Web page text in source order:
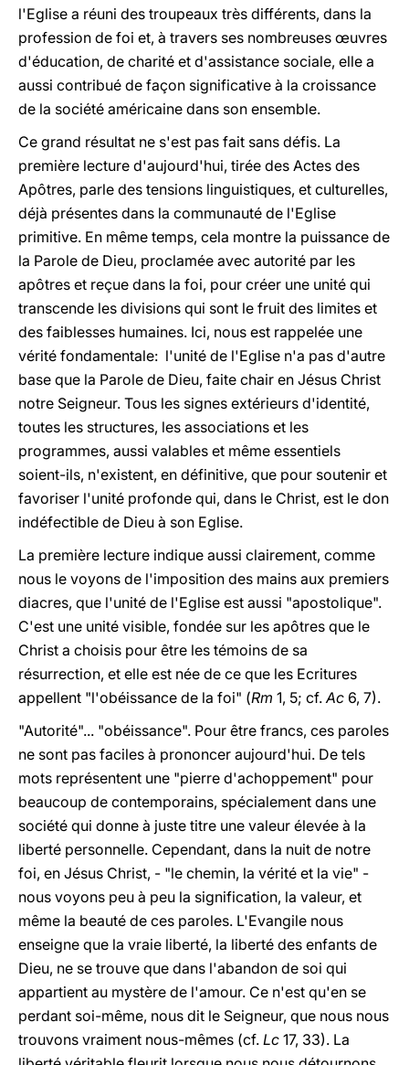
l'Eglise a réuni des troupeaux très différents, dans la
profession de foi et, à travers ses nombreuses œuvres
d'éducation, de charité et d'assistance sociale, elle a
aussi contribué de façon significative à la croissance
de la société américaine dans son ensemble.
Ce grand résultat ne s'est pas fait sans défis. La
première lecture d'aujourd'hui, tirée des Actes des
Apôtres, parle des tensions linguistiques, et culturelles,
déjà présentes dans la communauté de l'Eglise
primitive. En même temps, cela montre la puissance de
la Parole de Dieu, proclamée avec autorité par les
apôtres et reçue dans la foi, pour créer une unité qui
transcende les divisions qui sont le fruit des limites et
des faiblesses humaines. Ici, nous est rappelée une
vérité fondamentale: l'unité de l'Eglise n'a pas d'autre
base que la Parole de Dieu, faite chair en Jésus Christ
notre Seigneur. Tous les signes extérieurs d'identité,
toutes les structures, les associations et les
programmes, aussi valables et même essentiels
soient-ils, n'existent, en définitive, que pour soutenir et
favoriser l'unité profonde qui, dans le Christ, est le don
indéfectible de Dieu à son Eglise.
La première lecture indique aussi clairement, comme
nous le voyons de l'imposition des mains aux premiers
diacres, que l'unité de l'Eglise est aussi "apostolique".
C'est une unité visible, fondée sur les apôtres que le
Christ a choisis pour être les témoins de sa
résurrection, et elle est née de ce que les Ecritures
appellent "l'obéissance de la foi" (Rm 1, 5; cf.Ac 6, 7).
"Autorité"... "obéissance". Pour être francs, ces paroles
ne sont pas faciles à prononcer aujourd'hui. De tels
mots représentent une "pierre d'achoppement" pour
beaucoup de contemporains, spécialement dans une
société qui donne à juste titre une valeur élevée à la
liberté personnelle. Cependant, dans la nuit de notre
foi, en Jésus Christ, - "le chemin, la vérité et la vie" -
nous voyons peu à peu la signification, la valeur, et
même la beauté de ces paroles. L'Evangile nous
enseigne que la vraie liberté, la liberté des enfants de
Dieu, ne se trouve que dans l'abandon de soi qui
appartient au mystère de l'amour. Ce n'est qu'en se
perdant soi-même, nous dit le Seigneur, que nous nous
trouvons vraiment nous-mêmes (cf. Lc 17, 33). La